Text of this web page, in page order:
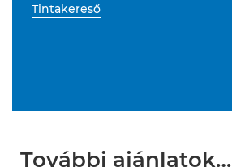
Tintakereső
További ajánlatok…